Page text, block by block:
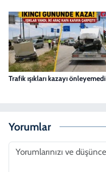
Trafik ışıkları kazayı önleyemedi
Yorumlar